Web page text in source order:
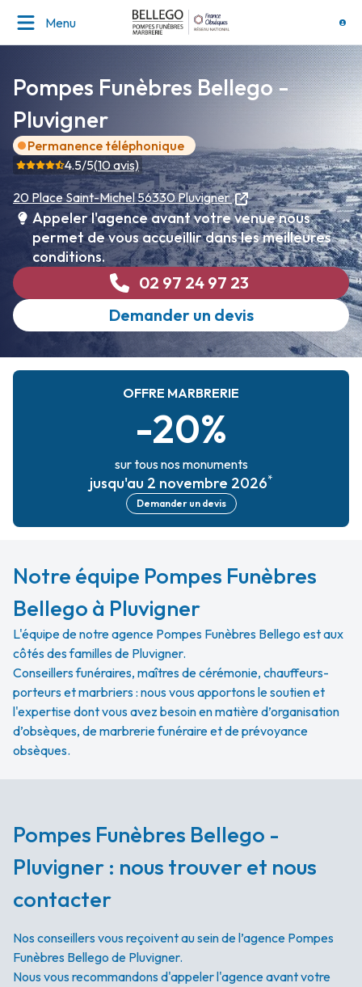
Menu
Pompes Funèbres Bellego -
Pluvigner
Permanence téléphonique
4.5/5(10avis)
20 Place Saint-Michel 56330 Pluvigner
02 97 24 97 23
Demander un devis
Appeler l'agence avant votre venue nous
permet de vous accueillir dans les meilleures
conditions.
OFFRE MARBRERIE
-20%
sur tous nos monuments
jusqu'au 2 novembre 2026*
Demander un devis
Notre équipe Pompes Funèbres
Bellego à Pluvigner
L'équipe de notre agence Pompes Funèbres Bellego est aux
côtés des familles de Pluvigner.
Conseillers funéraires, maîtres de cérémonie, chauffeurs-
porteurs et marbriers : nous vous apportons le soutien et
l'expertise dont vous avez besoin en matière d’organisation
d’obsèques, de marbrerie funéraire et de prévoyance
obsèques.
Pompes Funèbres Bellego -
Pluvigner : nous trouver et nous
contacter
Nos conseillers vous reçoivent au sein de l’agence Pompes
Funèbres Bellego de Pluvigner.
Nous vous recommandons d'appeler l'agence avant votre